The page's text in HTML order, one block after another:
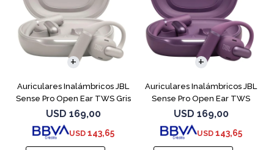
Auriculares Inalámbricos JBL
Sense Pro Open Ear TWS Gris
USD 169,00
USD 143,65
Auriculares Inalámbricos JBL
Sense Pro Open Ear TWS
Purple
USD 169,00
USD 143,65